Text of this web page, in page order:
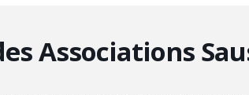
Associations